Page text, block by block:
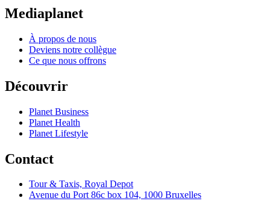
Mediaplanet
À propos de nous
Deviens notre collègue
Ce que nous offrons
Découvrir
Planet Business
Planet Health
Planet Lifestyle
Contact
Tour & Taxis, Royal Depot
Avenue du Port 86c box 104, 1000 Bruxelles